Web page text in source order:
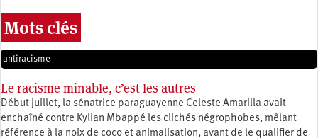
Mots clés
antiracisme
Le racisme minable, c’est les autres
Début juillet, la sénatrice paraguayenne Celeste Amarilla avait
enchaîné contre Kylian Mbappé les clichés négrophobes, mêlant
référence à la noix de coco et animalisation, avant de le qualifier de